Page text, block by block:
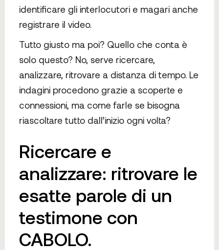
identificare gli interlocutori e magari anche
registrare il video.
Tutto giusto ma poi? Quello che conta è
solo questo? No, serve ricercare,
analizzare, ritrovare a distanza di tempo. Le
indagini procedono grazie a scoperte e
connessioni, ma come farle se bisogna
riascoltare tutto dall’inizio ogni volta?
Ricercare e
analizzare: ritrovare le
esatte parole di un
testimone con
CABOLO.